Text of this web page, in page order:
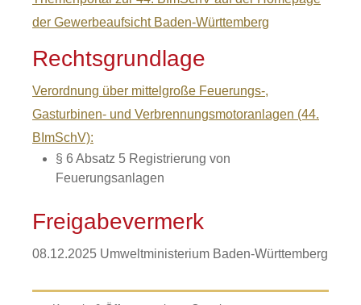
der Gewerbeaufsicht Baden-Württemberg
Rechtsgrundlage
Verordnung über mittelgroße Feuerungs-,
Gasturbinen- und Verbrennungsmotoranlagen (44.
BImSchV):
§ 6 Absatz 5 Registrierung von
Feuerungsanlagen
Freigabevermerk
08.12.2025 Umweltministerium Baden-Württemberg